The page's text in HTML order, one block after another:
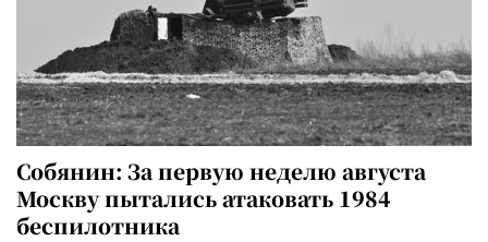
Собянин: За первую неделю августа
Москву пытались атаковать 1984
беспилотника